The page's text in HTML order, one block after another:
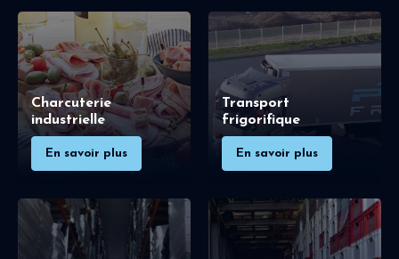
Charcuterie
industrielle
En savoir plus
Transport
frigorifique
En savoir plus